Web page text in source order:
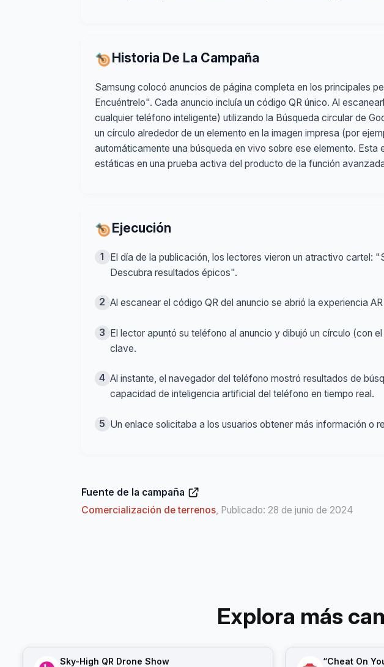
Historia De La Campaña
Samsung colocó anuncios de página completa en los principales
Encuéntrelo". Cada anuncio incluía un código QR único. Al
cualquier teléfono inteligente) utilizando la Búsqueda circular de
un círculo alrededor de un elemento en la imagen impresa (por
automáticamente una búsqueda en vivo sobre ese elemento.
estáticas en una prueba activa del producto de la función
Ejecución
1
El día de la publicación, los lectores vieron un atractivo cartel:
Descubra resultados épicos".
2 Al escanear el código QR del anuncio se abrió la experiencia
3 El lector apuntó su teléfono al anuncio y dibujó un círculo (con
clave.
4 Al instante, el navegador del teléfono mostró resultados de
capacidad de inteligencia artificial del teléfono en tiempo real.
5 Un enlace solicitaba a los usuarios obtener más información o
Fuente de la campaña
Comercialización de terrenos, Publicado: 28 de junio de 2024
Explora más
Sky-High QR Drone Show “Cheat On